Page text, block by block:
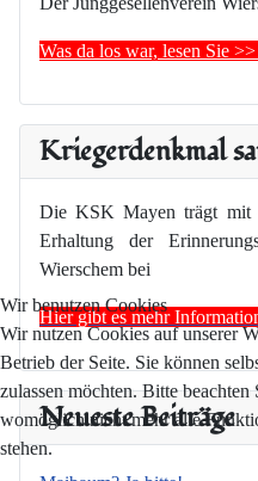
Was da los war, lesen Sie
Kriegerdenkmal
Die KSK Mayen trägt mit
Erhaltung der
Wierschem bei
Hier gibt es mehr
Neueste Beiträge
Wir benutzen Cookies
Wir nutzen Cookies auf unserer
Betrieb der Seite. Sie können
zulassen möchten. Bitte
womöglich nicht mehr alle
stehen.